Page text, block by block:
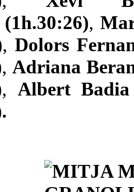
,
, Dolors
, Adriana
, Albert Badia